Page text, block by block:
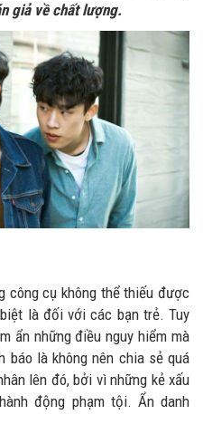
giả về chất lượng.
công cụ không thể thiếu được
là đối với các bạn trẻ. Tuy
ẩn những điều nguy hiểm mà
báo là không nên chia sẻ quá
lên đó, bởi vì những kẻ xấu
động phạm tội. Ẩn danh